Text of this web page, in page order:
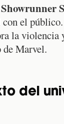
Showrunner
el
la
de Marvel.
del